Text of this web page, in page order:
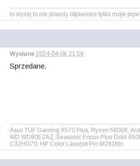
to wyżej to nie prawdy objawione tylko moje
Wysłane 2024-04-06 21:56
Sprzedane.
Asus TUF Gaming X570 Plus, Ryzen 5800X,
WD WD80EZAZ, Seasonic Focus Plus Gold
C32HG70; HP Color Laserjet Pro M281fdn.